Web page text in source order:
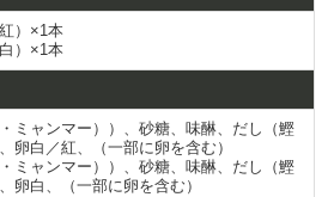
）×1本
）×1本
ミャンマー））、砂糖、味醂、だし（鰹
卵白／紅、（一部に卵を含む）
ミャンマー））、砂糖、味醂、だし（鰹
卵白、（一部に卵を含む）